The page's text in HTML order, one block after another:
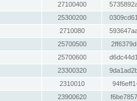
27100400
25300200
2710080
25700500
25700600
23300320
2310010
23900620